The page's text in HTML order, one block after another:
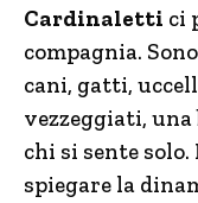
Cardinaletti ci
compagnia.
cani, gatti,
vezzeggiati,
chi si sente
spiegare la